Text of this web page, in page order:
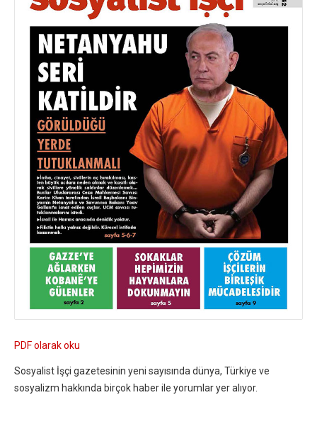
PDF olarak oku
Sosyalist İşçi gazetesinin yeni sayısında dünya, Türkiye ve
sosyalizm hakkında birçok haber ile yorumlar yer alıyor.